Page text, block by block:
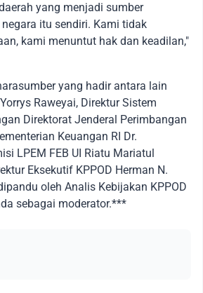
yang menjadi sumber
itu sendiri. Kami tidak
kami menuntut hak dan keadilan,"
yang hadir antara lain
Raweyai, Direktur Sistem
Direktorat Jenderal Perimbangan
Keuangan RI Dr.
LPEM FEB UI Riatu Mariatul
Eksekutif KPPOD Herman N.
oleh Analis Kebijakan KPPOD
sebagai moderator.***